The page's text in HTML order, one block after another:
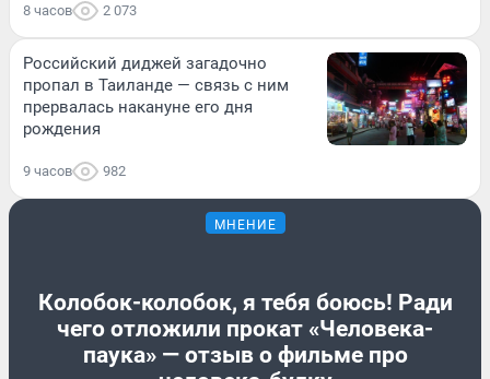
8 часов 2 073
Российский диджей загадочно
пропал в Таиланде — связь с ним
прервалась накануне его дня
рождения
9 часов 982
МНЕНИЕ
Колобок-колобок, я тебя боюсь! Ради
чего отложили прокат «Человека-
паука» — отзыв о фильме про